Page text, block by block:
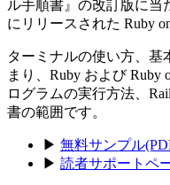
ル手順書』の改訂版に当
にリリースされた Ruby
ターミナルの使い方、基
まり、Ruby および Ruby
ログラムの実行方法、
書の範囲です。
▶ 無料サンプル
▶ 読者サポートペ